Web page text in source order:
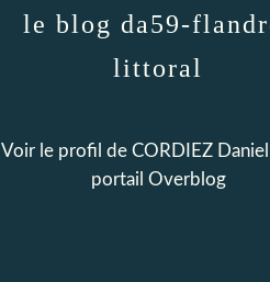
le blog da59-
littoral
Voir le profil de CORDIEZ Daniel
portail Overblog